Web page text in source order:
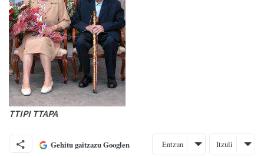
TTIPI TTAPA
Gehitu gaitzazu Googlen Entzun Itzuli